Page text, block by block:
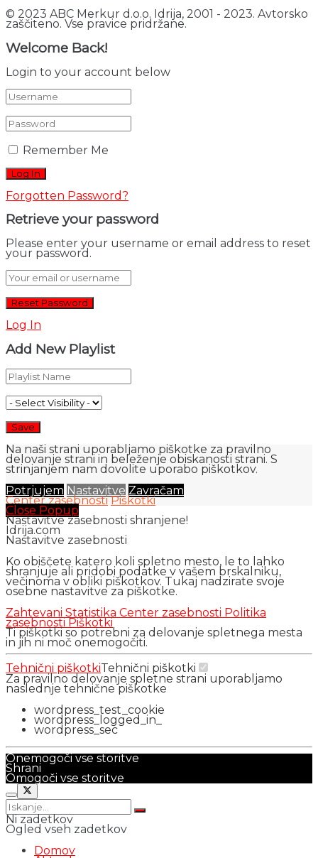
© 2023 ABC Merkur d.o.o. Idrija, 2001 - 2023. Avtorsko
zaščiteno. Vse pravice pridržane.
Welcome Back!
Login to your account below
Remember Me
Forgotten Password?
Retrieve your password
Please enter your username or email address to reset
your password.
Log In
Add New Playlist
Na naši strani uporabljamo piškotke za pravilno
delovanje strani in beleženje obiskanosti strani. S
strinjanjem nam dovolite uporabo piškotkov.
Potrjujem Nastavitve Zavračam
Center zasebnosti Piškotki
Close Popup
Nastavitve zasebnosti shranjene!
Idrija.com
Nastavitve zasebnosti
Ko obiščete katero koli spletno mesto, le to lahko
shranjuje ali pridobi podatke v vašem brskalniku,
večinoma v obliki piškotkov. Tukaj nadzirate svoje
osebne nastavitve za piškotke.
Zahtevani Statistika Center zasebnosti Politika
zasebnostiPiškotki
Ti piškotki so potrebni za delovanje spletnega mesta
in jih ni moč onemogočiti.
Tehnični piškotkiTehnični piškotki
Za pravilno delovanje spletne strani uporabljamo
naslednje tehnične piškotke
wordpress_test_cookie
wordpress_logged_in_
wordpress_sec
Onemogoči vse storitve
Shrani
Omogoči vse storitve
Ni zadetkov
Ogled vseh zadetkov
Domov